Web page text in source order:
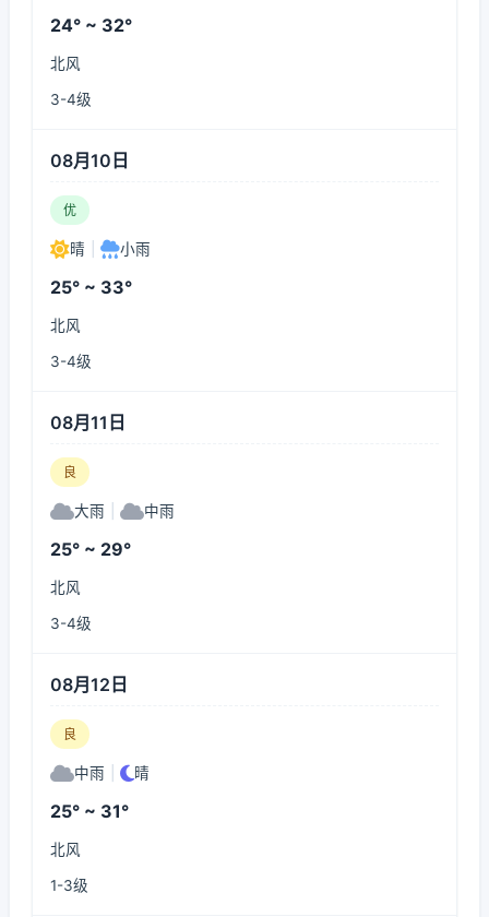
24° ~ 32°
北风
3-4级
08月10日
优
晴 小雨
25° ~ 33°
北风
3-4级
08月11日
良
大雨 中雨
25° ~ 29°
北风
3-4级
08月12日
良
中雨 晴
25° ~ 31°
北风
1-3级